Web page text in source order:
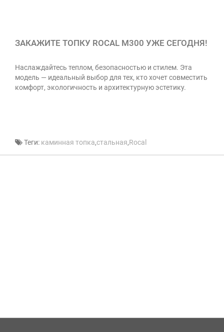
ЗАКАЖИТЕ ТОПКУ ROCAL M300 УЖЕ СЕГОДНЯ!
Наслаждайтесь теплом, безопасностью и стилем. Эта
модель — идеальный выбор для тех, кто хочет совместить
комфорт, экологичность и архитектурную эстетику.
Теги: каминная топка,стальная,Rocal